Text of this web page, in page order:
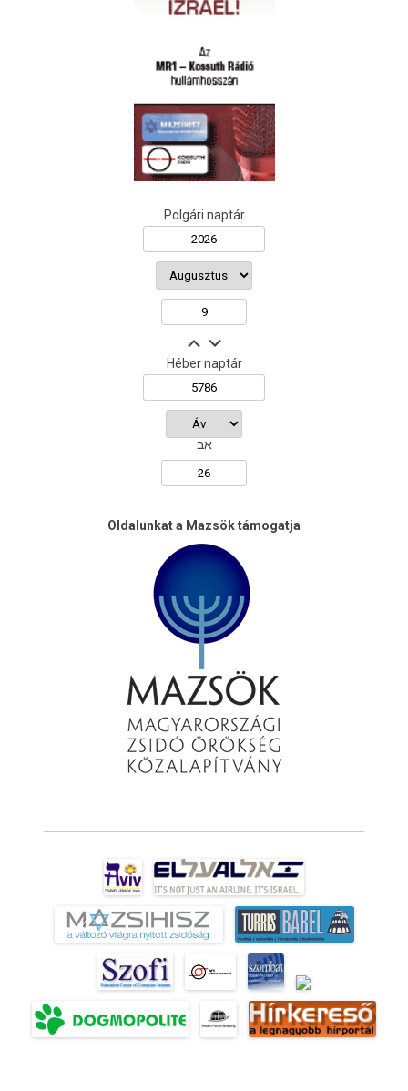
Polgári naptár
Héber naptár
אב
Oldalunkat a Mazsök támogatja